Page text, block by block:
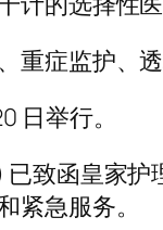
症监护、
日举行。
致函皇家
急服务。